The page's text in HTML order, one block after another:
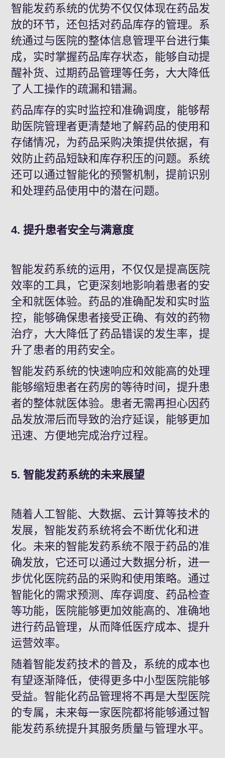
智能发药系统的优势不仅仅体现在药品发
放的环节，还包括对药品库存的管理。系
统通过与医院的整体信息管理平台进行集
成，实时掌握药品库存状态，能够自动提
醒补货、过期药品管理等任务，大大降低
了人工操作的疏漏和错漏。
药品库存的实时监控和准确调度，能够帮
助医院管理者更清楚地了解药品的使用和
存储情况，为药品采购决策提供依据，有
效防止药品短缺和库存积压的问题。系统
还可以通过智能化的预警机制，提前识别
和处理药品使用中的潜在问题。
4. 提升患者安全与满意度
智能发药系统的运用，不仅仅是提高医院
效率的工具，它更深刻地影响着患者的安
全和就医体验。药品的准确配发和实时监
控，能够确保患者接受正确、有效的药物
治疗，大大降低了药品错误的发生率，提
升了患者的用药安全。
智能发药系统的快速响应和效能高的处理
能够缩短患者在药房的等待时间，提升患
者的整体就医体验。患者无需再担心因药
品发放滞后而导致的治疗延误，能够更加
迅速、方便地完成治疗过程。
5. 智能发药系统的未来展望
随着人工智能、大数据、云计算等技术的
发展，智能发药系统将会不断优化和进
化。未来的智能发药系统不限于药品的准
确发放，它还可以通过大数据分析，进一
步优化医院药品的采购和使用策略。通过
智能化的需求预测、库存调度、药品检查
等功能，医院能够更加效能高的、准确地
进行药品管理，从而降低医疗成本、提升
运营效率。
随着智能发药技术的普及，系统的成本也
有望逐渐降低，使得更多中小型医院能够
受益。智能化药品管理将不再是大型医院
的专属，未来每一家医院都将能够通过智
能发药系统提升其服务质量与管理水平。